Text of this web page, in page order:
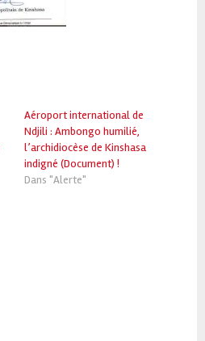
Aéroport international de
Ndjili : Ambongo humilié,
l’archidiocèse de Kinshasa
indigné (Document) !
Dans "Alerte"